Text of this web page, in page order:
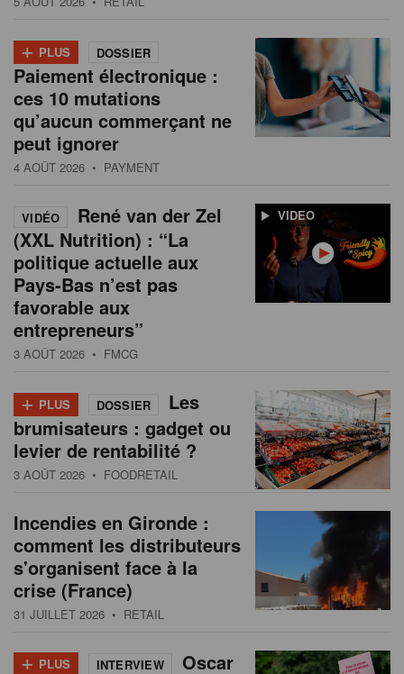
+ PLUS DOSSIER
Paiement électronique :
ces 10 mutations
qu’aucun commerçant ne
peut ignorer
4 AOÛT 2026 • PAYMENT
VIDEO
VIDÉO
René van der Zel
(XXL Nutrition) : “La
politique actuelle aux
Pays-Bas n’est pas
favorable aux
entrepreneurs”
3 AOÛT 2026 • FMCG
+ PLUS DOSSIER
Les
brumisateurs : gadget ou
levier de rentabilité ?
3 AOÛT 2026 • FOODRETAIL
Incendies en Gironde :
comment les distributeurs
s'organisent face à la
crise (France)
31 JUILLET 2026 • RETAIL
+ PLUS INTERVIEW Oscar